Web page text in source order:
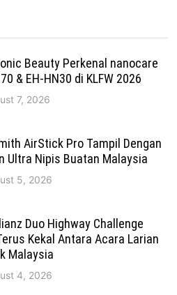
Beauty Perkenal nanocare
& EH-HN30 di KLFW 2026
7, 2026
AirStick Pro Tampil Dengan
Ultra Nipis Buatan Malaysia
5, 2026
Duo Highway Challenge
Kekal Antara Acara Larian
Malaysia
4, 2026